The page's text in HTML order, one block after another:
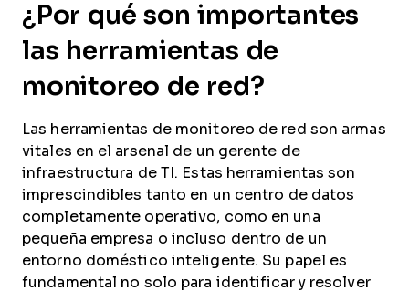
¿Por qué son importantes
las herramientas de
monitoreo de red?
Las herramientas de monitoreo de red son armas
vitales en el arsenal de un gerente de
infraestructura de TI. Estas herramientas son
imprescindibles tanto en un centro de datos
completamente operativo, como en una
pequeña empresa o incluso dentro de un
entorno doméstico inteligente. Su papel es
fundamental no solo para identificar y resolver